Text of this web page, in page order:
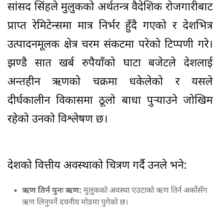
सांसद सिंहले मुलुकको अर्थतन्त्र वैदेशिक रोजगारीबाट
प्राप्त रेमिटेन्समा मात्र निर्भर हुँदै गएको र देशभित्र
उत्पादनमूलक क्षेत्र चरम संकटमा परेको टिप्पणी गरे।
झण्डै सात खर्ब रुपैयाँको घाटा बजेटले देशलाई
अन्तहीन ऋणको चक्रमा धकेलेको र यसले
दीर्घकालीन विकासमा ठूलो बाधा पुर्‍याउने जोखिम
रहेको उनको विश्लेषण छ।
देशको वित्तीय अवस्थाको चित्रण गर्दै उनले भने:
ऋण तिर्न पुनः ऋण: मुलुकको अवस्था एउटाको ऋण तिर्न अर्कोसँग
ऋण लिनुपर्ने दयनीय मोडमा पुगेको छ।